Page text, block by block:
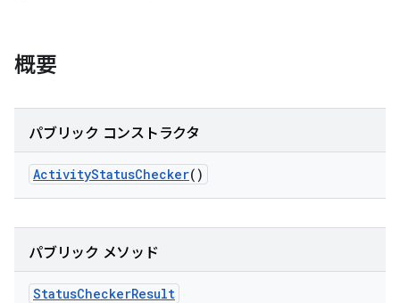
概要
パブリック コンストラクタ
ActivityStatusChecker()
パブリック メソッド
StatusCheckerResult